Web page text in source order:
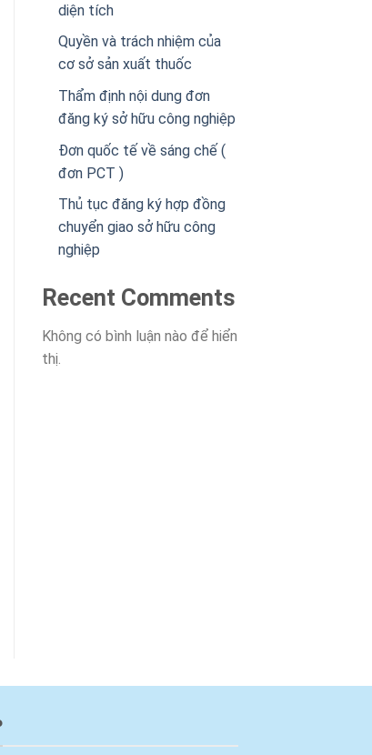
diện tích
Quyền và trách nhiệm của
cơ sở sản xuất thuốc
Thẩm định nội dung đơn
đăng ký sở hữu công nghiệp
Đơn quốc tế về sáng chế (
đơn PCT )
Thủ tục đăng ký hợp đồng
chuyển giao sở hữu công
nghiệp
Recent Comments
Không có bình luận nào để hiển
thị.